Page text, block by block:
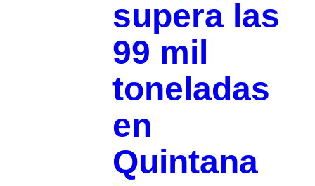
supera las
99 mil
toneladas
en
Quintana